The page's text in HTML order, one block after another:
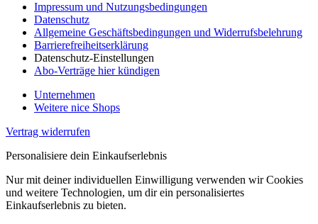
Impressum und Nutzungsbedingungen
Datenschutz
Allgemeine Geschäftsbedingungen und Widerrufsbelehrung
Barrierefreiheitserklärung
Datenschutz-Einstellungen
Abo-Verträge hier kündigen
Unternehmen
Weitere nice Shops
Vertrag widerrufen
Personalisiere dein Einkaufserlebnis
Nur mit deiner individuellen Einwilligung verwenden wir Cookies
und weitere Technologien, um dir ein personalisiertes
Einkaufserlebnis zu bieten.